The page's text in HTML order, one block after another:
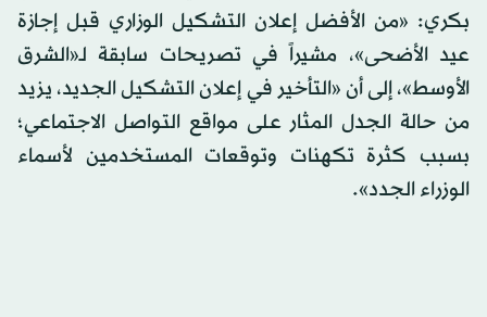
بكري: «من الأفضل إعلان التشكيل الوزاري قبل إجازة
عيد الأضحى»، مشيراً في تصريحات سابقة لـ«الشرق
الأوسط»، إلى أن «التأخير في إعلان التشكيل الجديد، يزيد
من حالة الجدل المثار على مواقع التواصل الاجتماعي؛
بسبب كثرة تكهنات وتوقعات المستخدمين لأسماء
الوزراء الجدد».